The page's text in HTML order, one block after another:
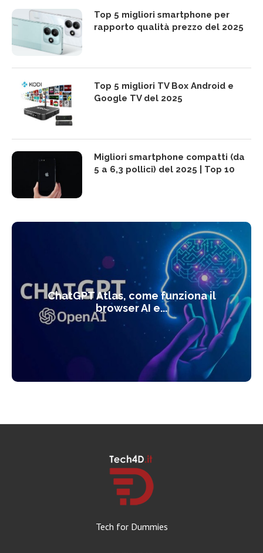
Top 5 migliori smartphone per
rapporto qualità prezzo del 2025
Top 5 migliori TV Box Android e
Google TV del 2025
Migliori smartphone compatti (da
5 a 6,3 pollici) del 2025 | Top 10
ChatGPT Atlas, come funziona il
browser AI e...
Tech for Dummies